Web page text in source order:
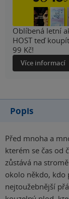
Oblíbená letní
HOST teď
99 Kč!
Více informací
Popis
Před mnoha a
kterém se čas od
zůstává na
okolo někdo, kdo
nejtoužebnější